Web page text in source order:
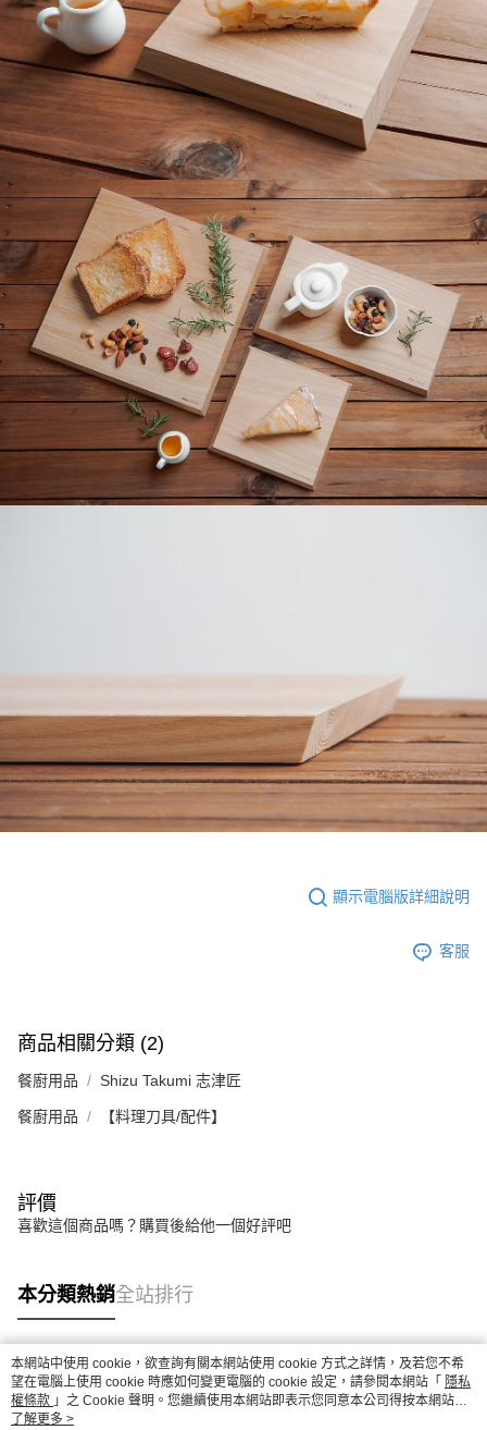
顯示電腦版詳細說明
客服
商品相關分類 (2)
餐廚用品 Shizu Takumi 志津匠
餐廚用品 【料理刀具/配件】
評價
喜歡這個商品嗎？購買後給他一個好評吧
本分類熱銷全站排行
熱門標籤
本網站中使用 cookie，欲查詢有關本網站使用 cookie 方式之詳情，及若您不希
望在電腦上使用 cookie 時應如何變更電腦的 cookie 設定，請參閱本網站「 隱私
權條款 」之 Cookie 聲明。您繼續使用本網站即表示您同意本公司得按本網站使
用條款之 Cookie 聲明使用 cookie。
了解更多 >